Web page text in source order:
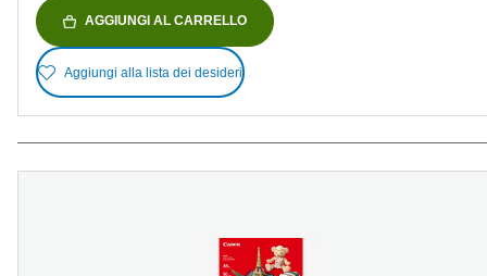
AGGIUNGI AL CARRELLO
Aggiungi alla lista dei desideri